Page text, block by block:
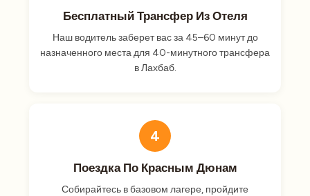
Бесплатный Трансфер Из Отеля
Наш водитель заберет вас за 45–60 минут до
назначенного места для 40-минутного трансфера
в Лахбаб.
4
Поездка По Красным Дюнам
Собирайтесь в базовом лагере, пройдите